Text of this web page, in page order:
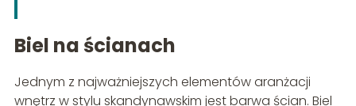
Biel na ścianach
Jednym z najważniejszych elementów aranżacji
wnętrz w stylu skandynawskim jest barwa ścian. Biel